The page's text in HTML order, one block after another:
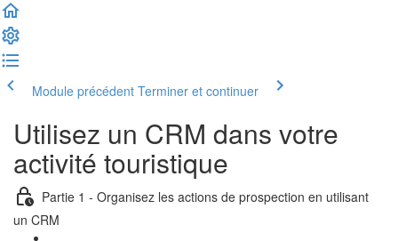
Module précédent Terminer et continuer
Utilisez un CRM dans votre
activité touristique
Partie 1 - Organisez les actions de prospection en utilisant
un CRM